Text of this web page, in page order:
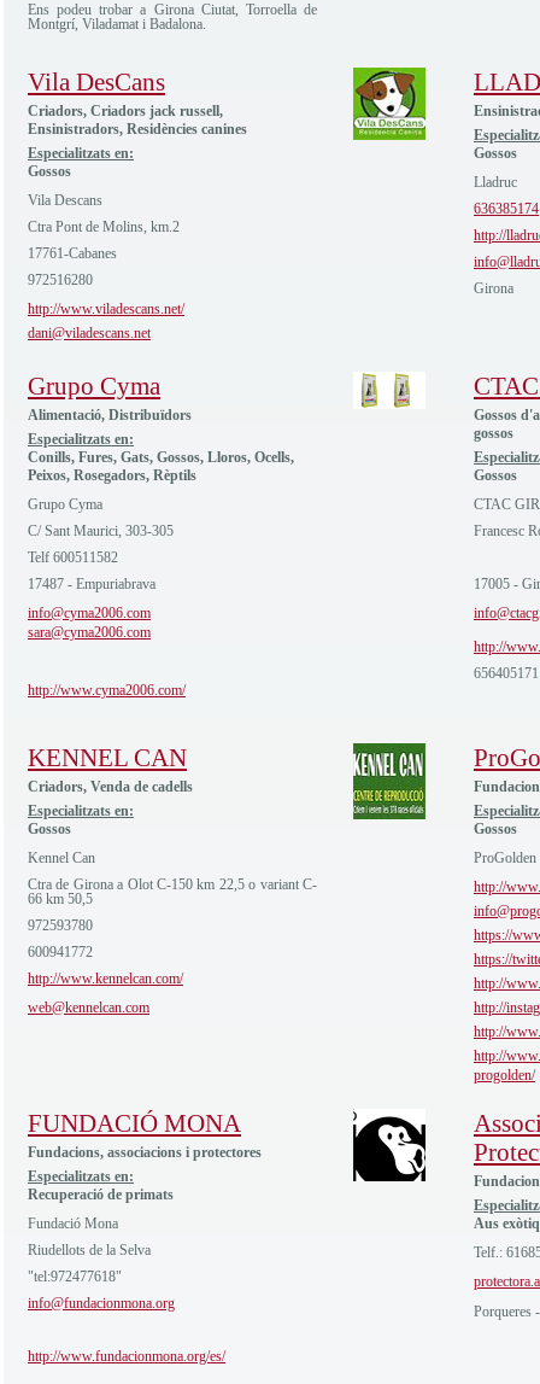
Ens podeu trobar a Girona Ciutat, Torroella de
Montgrí, Viladamat i Badalona.
Vila DesCans
Criadors, Criadors jack russell,
Ensinistradors, Residències canines
Especialitzats en:
Gossos
Vila Descans
Ctra Pont de Molins, km.2
17761-Cabanes
972516280
http://www.viladescans.net/
dani@viladescans.net
Gossos
Lladruc
636385174
http://
Girona
Grupo Cyma
Alimentació, Distribuïdors
Especialitzats en:
Conills, Fures, Gats, Gossos, Lloros, Ocells,
Peixos, Rosegadors, Rèptils
Grupo Cyma
C/ Sant Maurici, 303-305
Telf 600511582
17487 - Empuriabrava
info@cyma2006.com
sara@cyma2006.com
http://www.cyma2006.com/
Gossos
gossos
Gossos
CTAC
Francesc
17005 -
http://
656405171
KENNEL CAN
Criadors, Venda de cadells
Especialitzats en:
Gossos
Kennel Can
Ctra de Girona a Olot C-150 km 22,5 o variant C-
66 km 50,5
972593780
600941772
http://www.kennelcan.com/
web@kennelcan.com
Gossos
ProGolden
http://
https://
https://
http://
http://
http://
http://
progolden/
FUNDACIÓ MONA
Fundacions, associacions i protectores
Especialitzats en:
Recuperació de primats
Fundació Mona
Riudellots de la Selva
"tel:972477618"
info@fundacionmona.org
http://www.fundacionmona.org/es/
Aus
Telf.:
Porqueres